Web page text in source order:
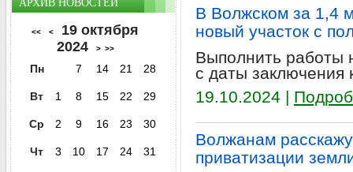
В Волжском за 1,4
новый участок с
Выполнить работы
с даты заключения
19.10.2024 |
Волжанам
приватизации
АРХИВ НОВОСТЕЙ
<< <
19 октября
2024
> >>
Пн 7 14 21 28
Вт 1 8 15 22 29
Ср 2 9 16 23 30
Чт 3 10 17 24 31